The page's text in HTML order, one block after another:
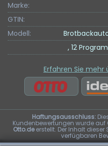
Marke:
GTIN:
Modell:
, 12
Erfahren Sie mehr
Haftungsausschluss:
Kundenbewertungen wurde
Otto.deerstellt. Der Inhalt dieser
verfügbaren